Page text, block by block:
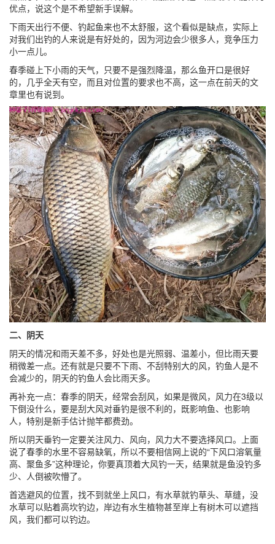
优点，说这个是不希望新手误解。
下雨天出行不便、钓起鱼来也不太舒服，这个看似是缺点，实际上
对我们出钓的人来说是有好处的，因为河边会少很多人，竞争压力
小一点儿。
春季碰上下小雨的天气，只要不是强烈降温，那么鱼开口是很好
的，几乎全天有空，而且对位置的要求也不高，这一点在前天的文
章里也有说到。
二、阴天
阴天的情况和雨天差不多，好处也是光照弱、温差小，但比雨天要
稍微差一点。还有就是只要不下雨、不刮特别大的风，钓鱼人是不
会减少的，阴天的钓鱼人会比雨天多。
再补充一点：春季的阴天，经常会刮风，如果是微风，风力在3级以
下倒没什么，要是刮大风对垂钓是很不利的，既影响鱼、也影响
人，特别是新手估计抛竿都费劲。
所以阴天垂钓一定要关注风力、风向，风力大不要选择风口。上面
说了春季的水里不容易缺氧，所以不要相信网上说的“下风口溶氧量
高、聚鱼多”这种理论，你要真顶着大风钓一天，结果就是鱼没钓多
少、人倒被吹懵了。
首选避风的位置，找不到就坐上风口，有水草就钓草头、草缝，没
水草可以贴着高坎钓边，岸边有水生植物甚至岸上有树木可以遮挡
风，我们都可以钓边。